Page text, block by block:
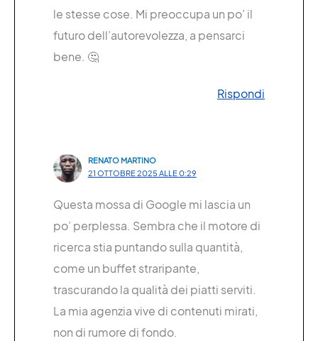
le stesse cose. Mi preoccupa un po’ il
futuro dell’autorevolezza, a pensarci
bene. 🤔
Rispondi
RENATO MARTINO
21 OTTOBRE 2025 ALLE 0:29
Questa mossa di Google mi lascia un
po’ perplessa. Sembra che il motore di
ricerca stia puntando sulla quantità,
come un buffet straripante,
trascurando la qualità dei piatti serviti.
La mia agenzia vive di contenuti mirati,
non di rumore di fondo.